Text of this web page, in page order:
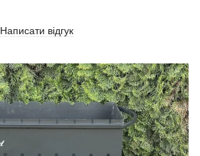
Написати відгук